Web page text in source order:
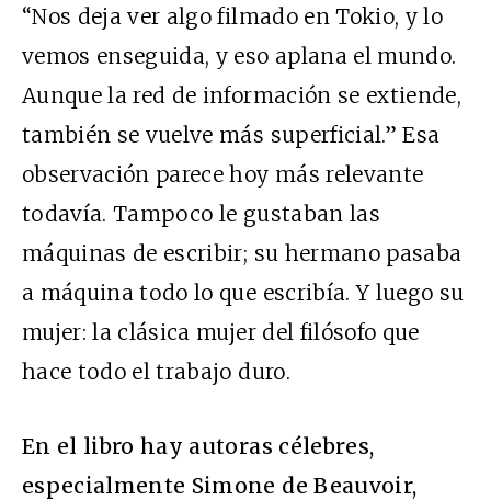
“Nos deja ver algo filmado en Tokio, y lo
vemos enseguida, y eso aplana el mundo.
Aunque la red de información se extiende,
también se vuelve más superficial.” Esa
observación parece hoy más relevante
todavía. Tampoco le gustaban las
máquinas de escribir; su hermano pasaba
a máquina todo lo que escribía. Y luego su
mujer: la clásica mujer del filósofo que
hace todo el trabajo duro.
En el libro hay autoras célebres,
especialmente Simone de Beauvoir,